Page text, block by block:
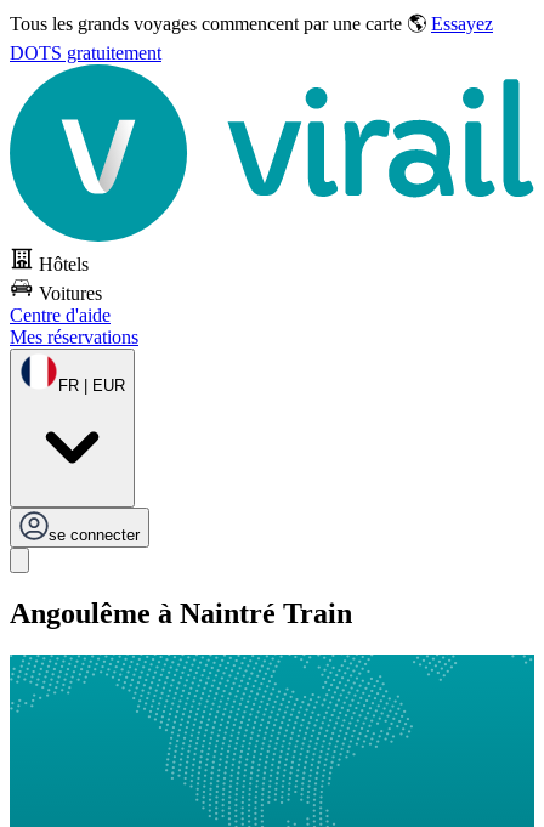
Tous les grands voyages commencent par une carte 🌎 Essayez
DOTS gratuitement
Hôtels
Voitures
Centre d'aide
Mes réservations
FR | EUR
se connecter
Angoulême à Naintré Train